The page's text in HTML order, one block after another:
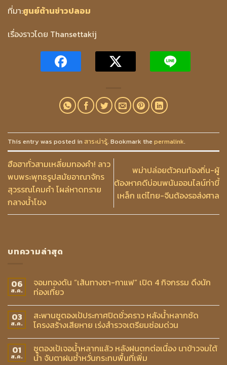
ที่มา:ศูนย์ต้านข่าวปลอม
เรื่องราวโดย Thansettakij
This entry was posted in สาระน่ารู้. Bookmark the permalink.
ฮือฮาทั่วสามเหลี่ยมทองคำ! ลาว
พบพระพุทธรูปสมัยอาณาจักร
สุวรรณโคมคำ โผล่หาดทราย
กลางน้ำโขง
พม่าปล่อยตัวคนท้องถิ่น-ผู้
ต้องหาคดีบ่อนพนันออนไลน์ท่าขี้
เหล็ก แต่ไทย-จีนต้องรอส่งศาล
บทความล่าสุด
06
ส.ค.
จอมทองดัน “เส้นทางชา-กาแฟ” เปิด 4 กิจกรรม ดึงนัก
ท่องเที่ยว
03
ส.ค.
สะพานซูตองเป้ประกาศปิดชั่วคราว หลังน้ำหลากซัด
โครงสร้างเสียหาย เร่งสำรวจเตรียมซ่อมด่วน
01
ส.ค.
ซูตองเป้เจอน้ำหลากแล้ว หลังฝนตกต่อเนื่อง นาข้าวจมใต้
น้ำ จับตาฝนซ้ำหวั่นกระทบพื้นที่เพิ่ม